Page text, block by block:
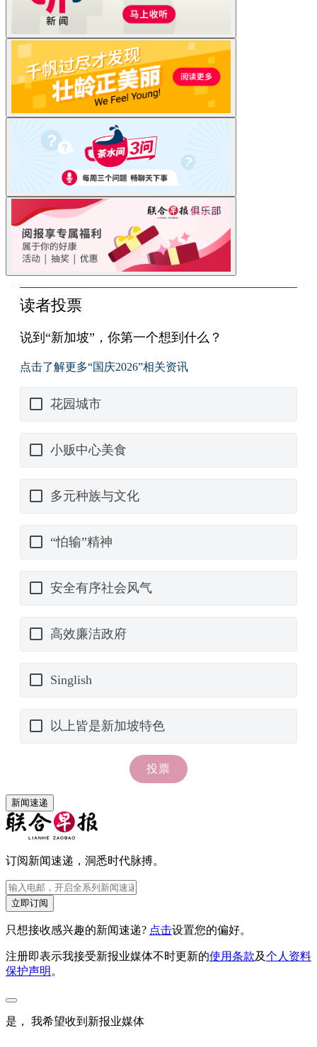
新闻速递
订阅新闻速递，洞悉时代脉搏。
立即订阅
只想接收感兴趣的新闻速递? 点击设置您的偏好。
注册即表示我接受新报业媒体不时更新的使用条款及个人资料
保护声明 。
是， 我希望收到新报业媒体